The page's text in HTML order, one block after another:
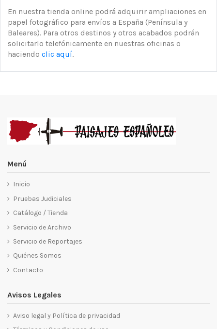
En nuestra tienda online podrá adquirir ampliaciones en
papel fotográfico para envíos a España (Península y
Baleares). Para otros destinos y otros acabados podrán
solicitarlo telefónicamente en nuestras oficinas o
haciendo clic aquí.
Menú
Inicio
Pruebas Judiciales
Catálogo / Tienda
Servicio de Archivo
Servicio de Reportajes
Quiénes Somos
Contacto
Avisos Legales
Aviso legal y Política de privacidad